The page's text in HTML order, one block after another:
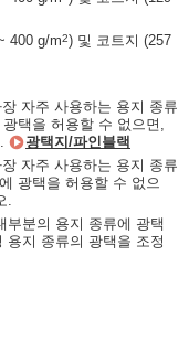
400 g/m2) 및 코트지 (257
자주 사용하는 용지 종류
택을 허용할 수 없으면,
광택지/파인블랙
자주 사용하는 용지 종류
광택을 허용할 수 없으
.
부분의 용지 종류에 광택
용지 종류의 광택을 조정